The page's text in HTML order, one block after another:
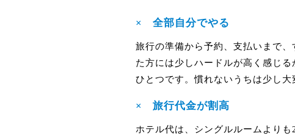
× 全部自分でやる
旅行の準備から予約、支払いまで
た方には少しハードルが高く感じ
ひとつです。慣れないうちは少し大
× 旅行代金が割高
ホテル代は、シングルルームより